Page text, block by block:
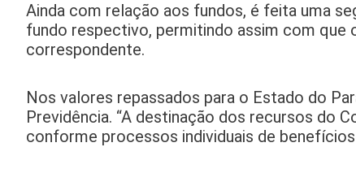
Ainda com relação aos fundos, é feita uma
fundo respectivo, permitindo assim com que
correspondente.
Nos valores repassados para o Estado do
Previdência. “A destinação dos recursos do
conforme processos individuais de